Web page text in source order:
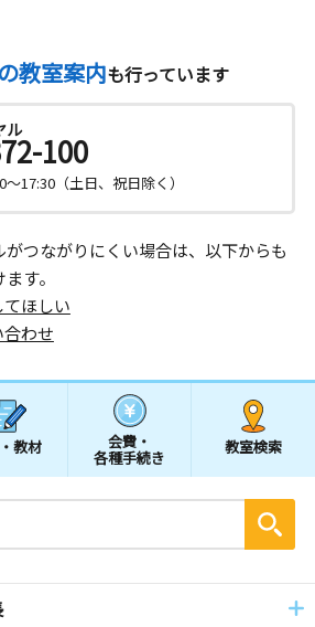
教室案内も行っています
ル
100
～17:30（土日、祝日除く）
つながりにくい場合は、以下からも
す。
ほしい
わせ
教材 会費・
各種手続き
教室検索